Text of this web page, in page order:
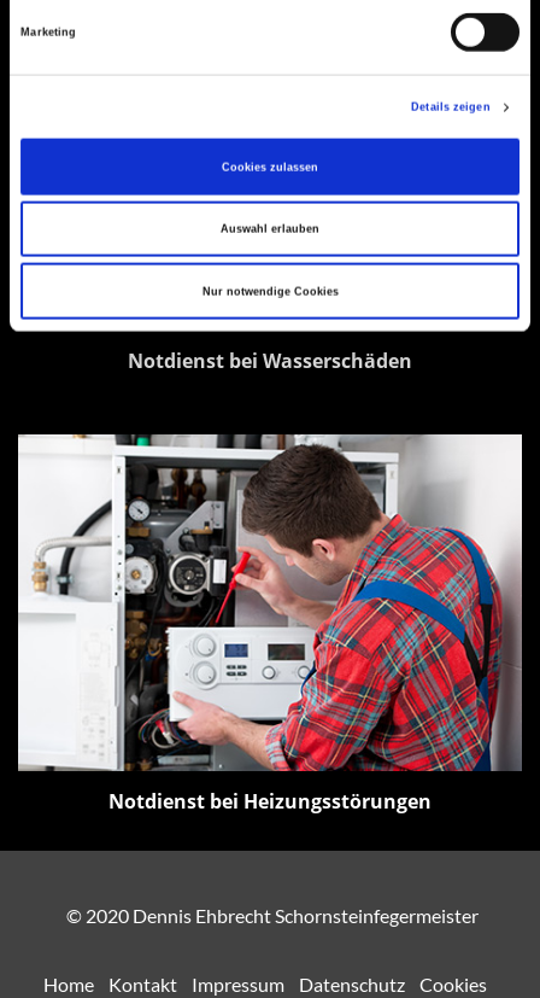
Marketing
Details zeigen
Cookies zulassen
Auswahl erlauben
Nur notwendige Cookies
Notdienst bei Wasserschäden
Notdienst bei Heizungsstörungen
© 2020 Dennis Ehbrecht Schornsteinfegermeister
Home Kontakt Impressum Datenschutz Cookies